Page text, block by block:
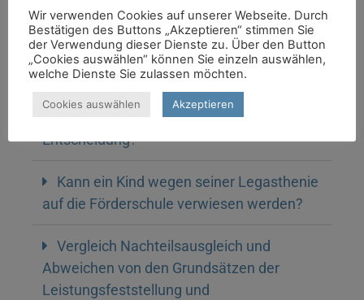
sonderpädagogische Diagnostik
erforderlich?
Unser Kind hat in der ersten Klasse kaum
lesen gelernt. Nun soll es das Schuljahr
(freiwillig) wiederholen. Ist das die richtige
Entscheidung?
Kann ein Kind wegen seiner Legasthenie
auf die Förderschule verwiesen werden?
Vergleich Nachteilsausgleich und
Abweichen von den Grundsätzen der
Leistungsfeststellung und
Wir verwenden Cookies auf unserer Webseite. Durch
Bestätigen des Buttons „Akzeptieren“ stimmen Sie
der Verwendung dieser Dienste zu. Über den Button
„Cookies auswählen“ können Sie einzeln auswählen,
welche Dienste Sie zulassen möchten.
Cookies auswählen Akzeptieren